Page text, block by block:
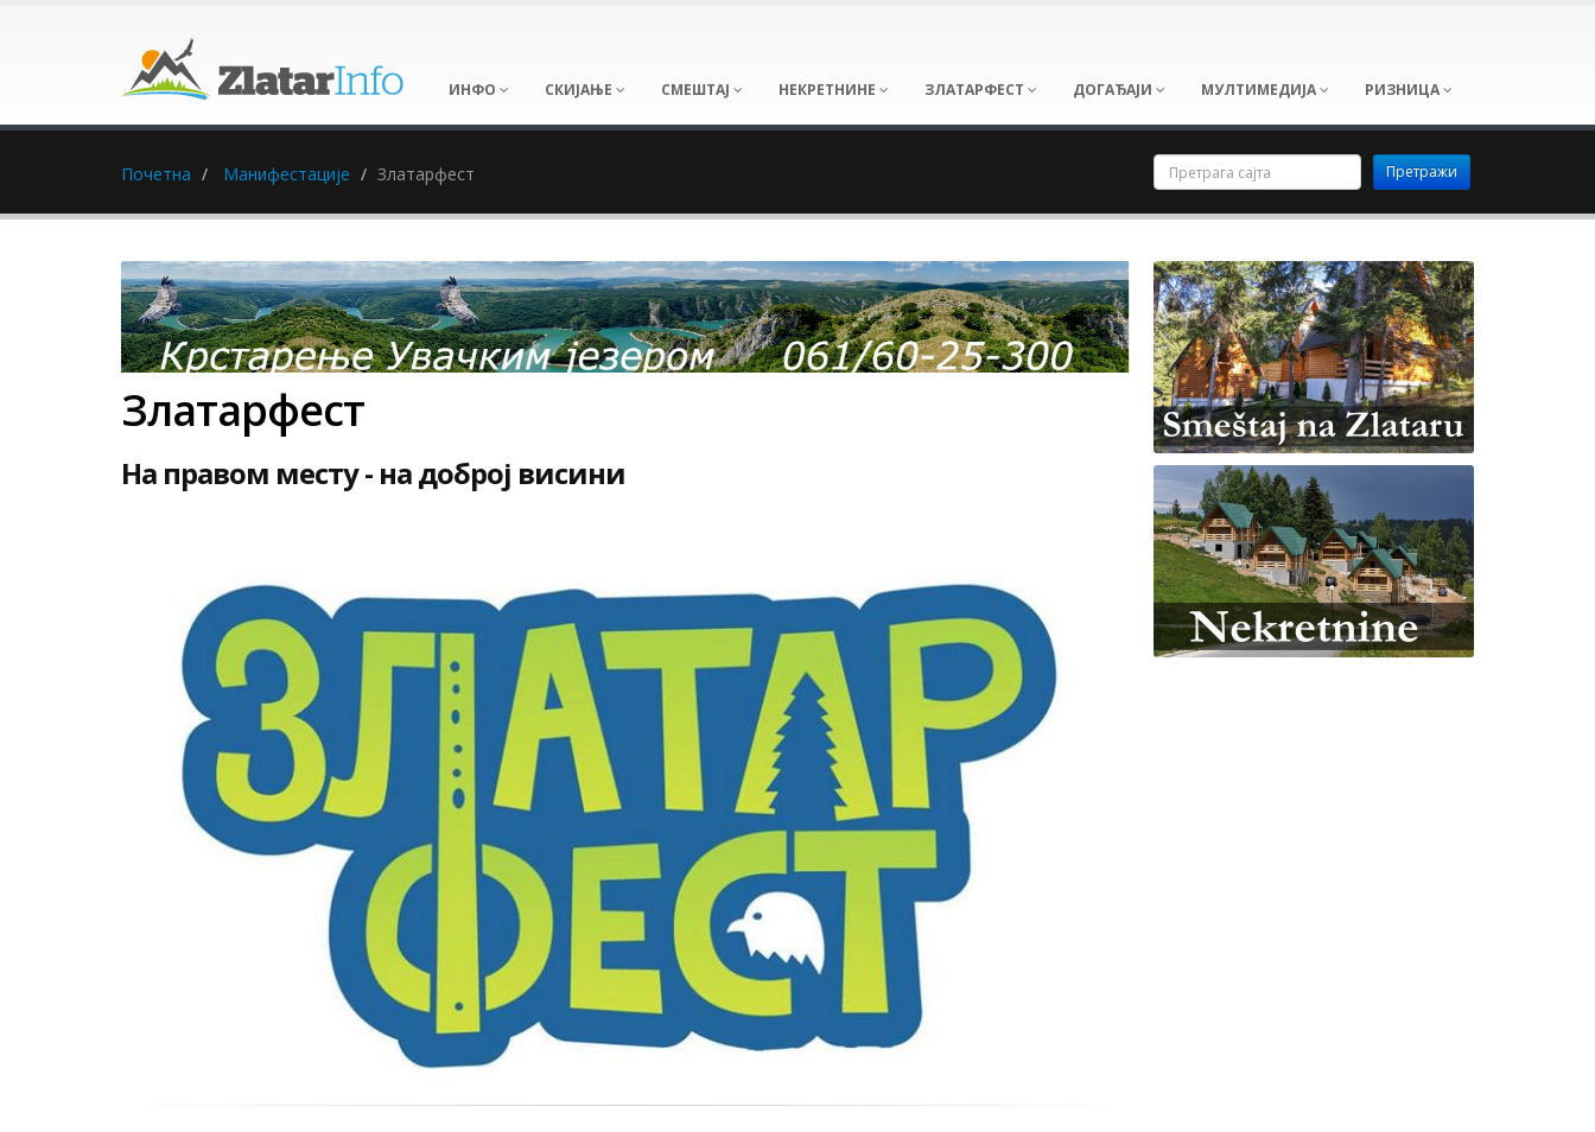
ИНФО СКИЈАЊЕ СМЕШТАЈ НЕКРЕТНИНЕ ЗЛАТАРФЕСТ ДОГАЂАЈИ МУЛТИМЕДИЈА РИЗНИЦА
Почетна Манифестације Златарфест
Златарфест
На правом месту - на доброј висини